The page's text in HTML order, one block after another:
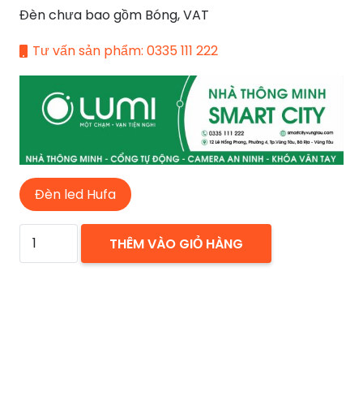
Đèn chưa bao gồm Bóng, VAT
Tư vấn sản phẩm: 0335 111 222
Đèn led Hufa
ĐÈN
MÂM
THÊM VÀO GIỎ HÀNG